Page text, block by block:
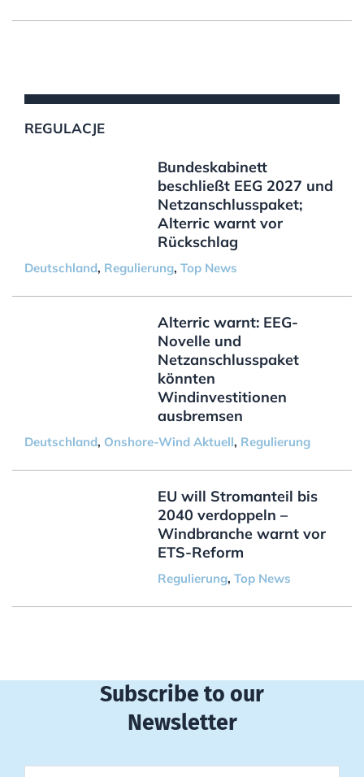
REGULACJE
Bundeskabinett
beschließt EEG 2027 und
Netzanschlusspaket;
Alterric warnt vor
Rückschlag
Deutschland, Regulierung, Top News
Alterric warnt: EEG-
Novelle und
Netzanschlusspaket
könnten
Windinvestitionen
ausbremsen
Deutschland, Onshore-Wind Aktuell, Regulierung
EU will Stromanteil bis
2040 verdoppeln –
Windbranche warnt vor
ETS-Reform
Regulierung, Top News
Subscribe to our
Newsletter